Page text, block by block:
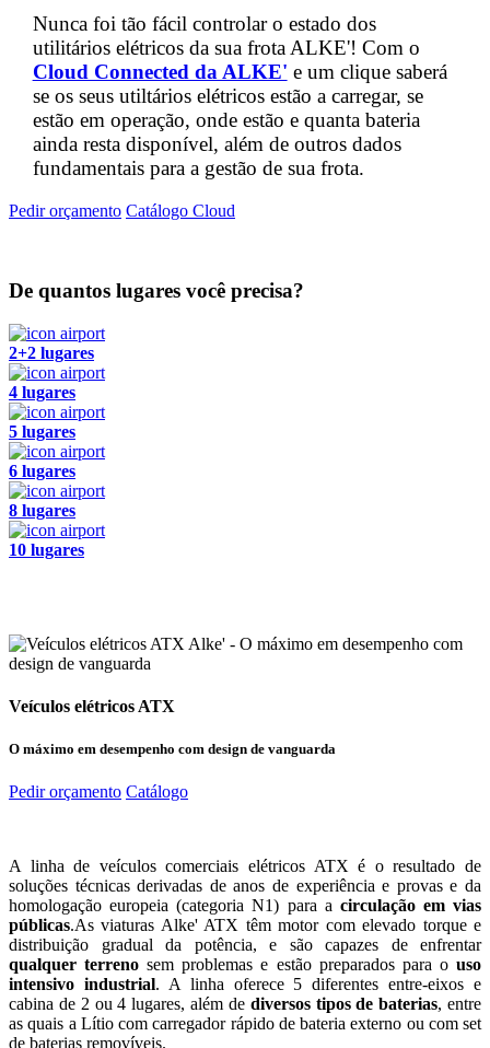
Nunca foi tão fácil controlar o estado dos
utilitários elétricos da sua frota ALKE'! Com o
Cloud Connected da ALKE' e um clique saberá
se os seus utiltários elétricos estão a carregar, se
estão em operação, onde estão e quanta bateria
ainda resta disponível, além de outros dados
fundamentais para a gestão de sua frota.
Pedir orçamento Catálogo Cloud
De quantos lugares você precisa?
2+2 lugares
4 lugares
5 lugares
6 lugares
8 lugares
10 lugares
Veículos elétricos ATX
O máximo em desempenho com design de vanguarda
Pedir orçamento Catálogo
A linha de veículos comerciais elétricos ATX é o resultado de
soluções técnicas derivadas de anos de experiência e provas e da
homologação europeia (categoria N1) para a circulação em vias
públicas.As viaturas Alke' ATX têm motor com elevado torque e
distribuição gradual da potência, e são capazes de enfrentar
qualquer terreno sem problemas e estão preparados para ouso
intensivo industrial. A linha oferece 5 diferentes entre-eixos e
cabina de 2 ou 4 lugares, além de diversos tipos de baterias, entre
as quais a Lítio com carregador rápido de bateria externo ou com set
de baterias removíveis.